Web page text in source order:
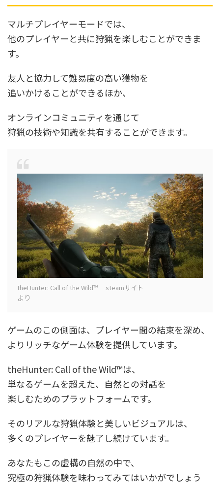
マルチプレイヤーモードでは、
他のプレイヤーと共に狩猟を楽しむことができま
す。
友人と協力して難易度の高い獲物を
追いかけることができるほか、
オンラインコミュニティを通じて
狩猟の技術や知識を共有することができます。
theHunter: Call of the Wild™ steamサイト
より
ゲームのこの側面は、プレイヤー間の結束を深め、
よりリッチなゲーム体験を提供しています。
theHunter: Call of the Wild™は、
単なるゲームを超えた、自然との対話を
楽しむためのプラットフォームです。
そのリアルな狩猟体験と美しいビジュアルは、
多くのプレイヤーを魅了し続けています。
あなたもこの虚構の自然の中で、
究極の狩猟体験を味わってみてはいかがでしょう